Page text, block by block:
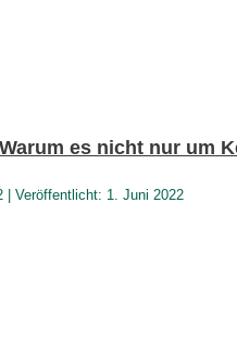
es nicht nur um
| Veröffentlicht: 1. Juni 2022